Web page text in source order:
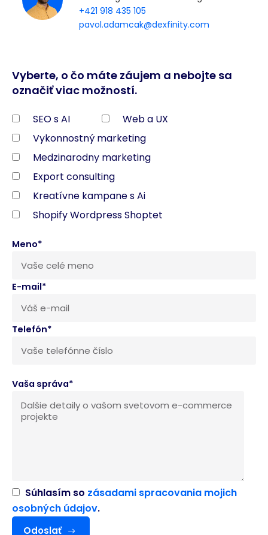
+421 918 435 105
pavol.adamcak@dexfinity.com
Vyberte, o čo máte záujem a nebojte sa
označiť viac možností.
SEO s AI
Web a UX
Vykonnostný marketing
Medzinarodny marketing
Export consulting
Kreatívne kampane s Ai
Shopify Wordpress Shoptet
Meno*
E-mail*
Telefón*
Vaša správa*
Súhlasím so zásadami spracovania mojich
osobných údajov.